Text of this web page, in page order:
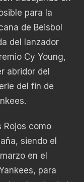
para la
de Beisbol
del lanzador
Cy Young,
abridor del
del fin de
Rojos como
siendo el
en el
para